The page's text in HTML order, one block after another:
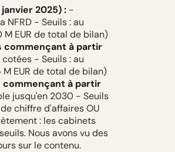
2025) : -
- Seuils : au
EUR de total de bilan)
commençant à partir
- Seuils : au
EUR de total de bilan)
commençant à partir
jusqu'en 2030 - Seuils
chiffre d'affaires OU
: les cabinets
Nous avons vu des
sur le contenu.